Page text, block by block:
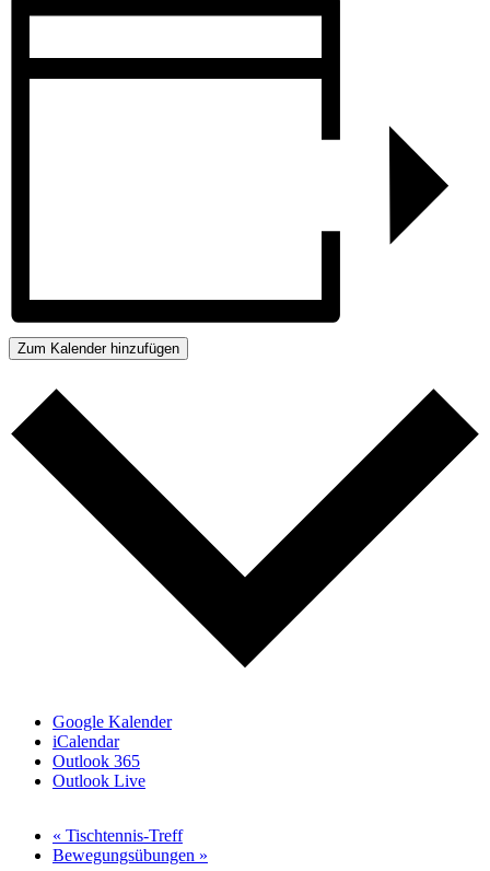
Zum Kalender hinzufügen
Google Kalender
iCalendar
Outlook 365
Outlook Live
« Tischtennis-Treff
Bewegungsübungen »